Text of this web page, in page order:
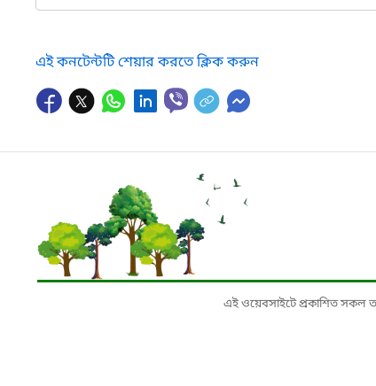
এই কনটেন্টটি শেয়ার করতে ক্লিক করুন
এই ওয়েবসাইটে প্রকাশিত সকল তথ্য